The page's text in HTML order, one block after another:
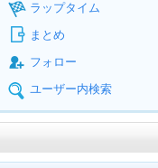
ラップタイム
まとめ
フォロー
ユーザー内検索